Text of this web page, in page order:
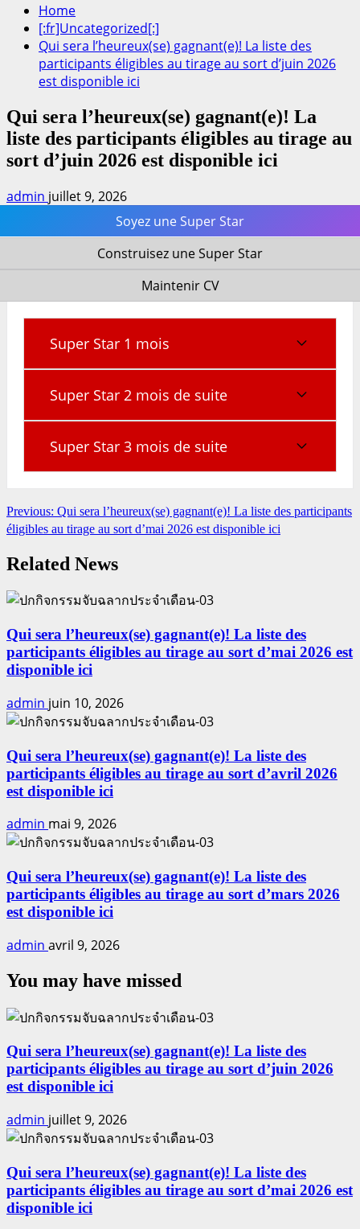
Home
[:fr]Uncategorized[:]
Qui sera l’heureux(se) gagnant(e)! La liste des
participants éligibles au tirage au sort d’juin 2026
est disponible ici
Qui sera l’heureux(se) gagnant(e)! La
liste des participants éligibles au tirage au
sort d’juin 2026 est disponible ici
admin juillet 9, 2026
Soyez une Super Star
Construisez une Super Star
Maintenir CV
Super Star 1 mois
Super Star 2 mois de suite
Super Star 3 mois de suite
Continue
Reading
Previous: Qui sera l’heureux(se) gagnant(e)! La liste des participants
éligibles au tirage au sort d’mai 2026 est disponible ici
Related News
Qui sera l’heureux(se) gagnant(e)! La liste des
participants éligibles au tirage au sort d’mai 2026 est
disponible ici
admin juin 10, 2026
Qui sera l’heureux(se) gagnant(e)! La liste des
participants éligibles au tirage au sort d’avril 2026
est disponible ici
admin mai 9, 2026
Qui sera l’heureux(se) gagnant(e)! La liste des
participants éligibles au tirage au sort d’mars 2026
est disponible ici
admin avril 9, 2026
You may have missed
Qui sera l’heureux(se) gagnant(e)! La liste des
participants éligibles au tirage au sort d’juin 2026
est disponible ici
admin juillet 9, 2026
Qui sera l’heureux(se) gagnant(e)! La liste des
participants éligibles au tirage au sort d’mai 2026 est
disponible ici